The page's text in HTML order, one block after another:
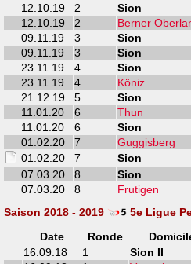
12.10.19
2 Sion
12.10.19
2 Berner
09.11.19
3 Sion
09.11.19
3 Sion
23.11.19
4 Sion
23.11.19
4 Köniz
21.12.19
5 Sion
11.01.20
6 Thun
11.01.20
6 Sion
01.02.20
7 Guggisberg
01.02.20
7 Sion
07.03.20
8 Sion
07.03.20
8 Frutigen
Saison 2018 - 2019
5e Ligue
Date
Ronde
16.09.18
1 Sion II